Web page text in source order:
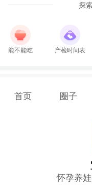
探
能不能吃 产检时间表
首页 圈子
怀孕养